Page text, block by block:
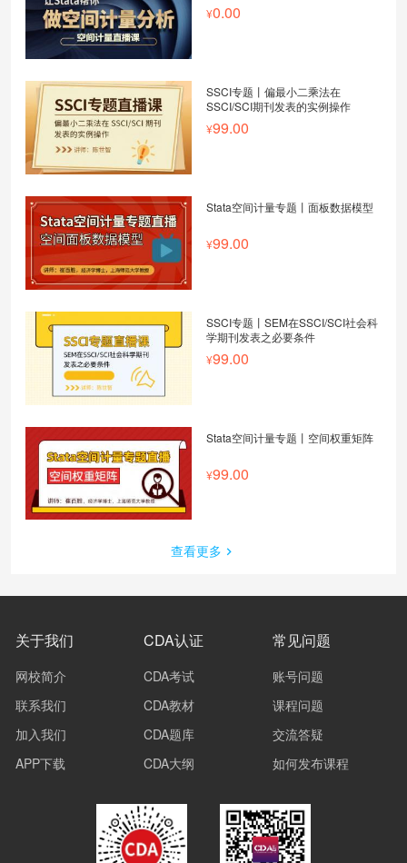
0.00
SSCI专题丨偏最小二乘法在
SSCI/SCI期刊发表的实例操作
99.00
Stata空间计量专题丨面板数据模型
99.00
SSCI专题丨SEM在SSCI/SCI社会科
学期刊发表之必要条件
99.00
Stata空间计量专题丨空间权重矩阵
99.00
查看更多
关于我们
网校简介
联系我们
加入我们
APP下载
CDA认证
CDA考试
CDA教材
CDA题库
CDA大纲
常见问题
账号问题
课程问题
交流答疑
如何发布课程